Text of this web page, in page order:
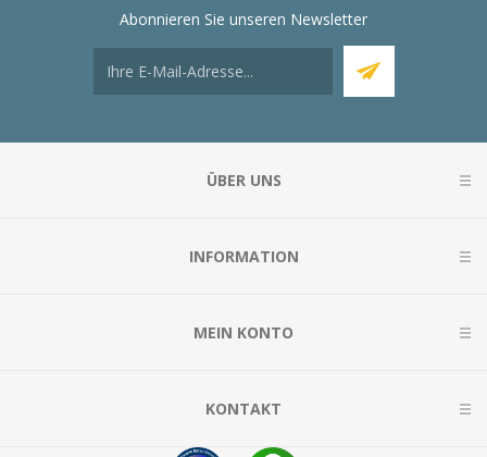
Abonnieren Sie unseren Newsletter
ÜBER UNS
INFORMATION
MEIN KONTO
KONTAKT